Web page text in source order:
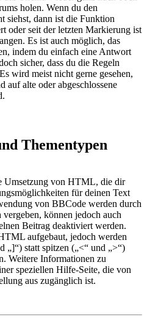
holen. Wenn du den
siehst, dann ist die Funktion
oder seit der letzten Markierung ist
Es ist auch möglich, das
indem du einfach eine Antwort
sicher, dass du die Regeln
wird meist nicht gerne gesehen,
auf alte oder abgeschlossene
Thementypen
Umsetzung von HTML, die dir
für deinen Text
von BBCode werden durch
können jedoch auch
Beitrag deaktiviert werden.
aufgebaut, jedoch werden
„]“) statt spitzen („<“ und „>“)
Weitere Informationen zu
speziellen Hilfe-Seite, die von
aus zugänglich ist.